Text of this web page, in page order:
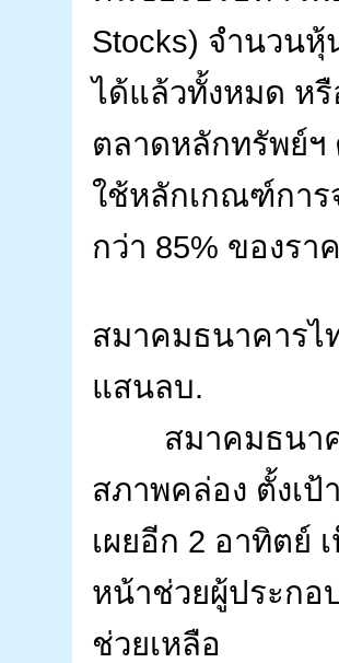
Stocks) จำนวน
ได้แล้วทั้งหมด หรื
ตลาดหลักทรัพย์ฯ
ใช้หลักเกณฑ์การ
กว่า 85% ของร
สมาคมธนาคารไ
แสนลบ.
สมาคมธนาคา
สภาพคล่อง ตั้งเ
เผยอีก 2 อาทิตย์
หน้าช่วยผู้ประกอ
ช่วยเหลือ